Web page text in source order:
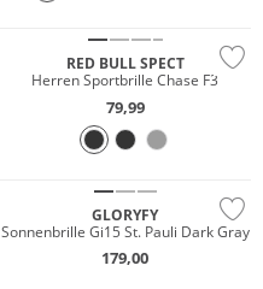
RED BULL SPECT
Herren Sportbrille Chase F3
79,99
GLORYFY
Sonnenbrille Gi15 St. Pauli Dark Gray
179,00